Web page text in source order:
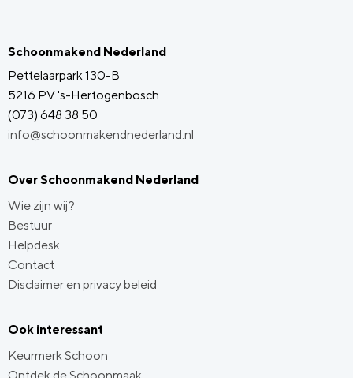
Schoonmakend Nederland
Pettelaarpark 130-B
5216 PV 's-Hertogenbosch
(073) 648 38 50
info@schoonmakendnederland.nl
Over Schoonmakend Nederland
Wie zijn wij?
Bestuur
Helpdesk
Contact
Disclaimer en privacy beleid
Ook interessant
Keurmerk Schoon